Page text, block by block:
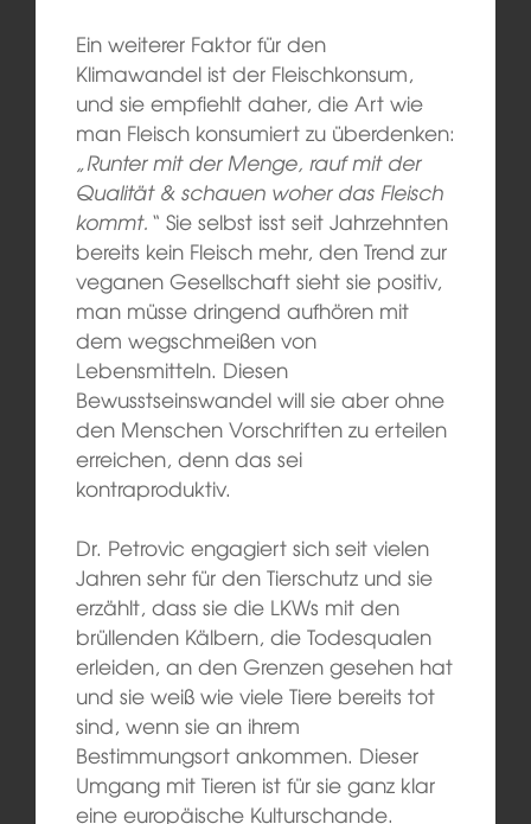
Ein weiterer Faktor für den
Klimawandel ist der Fleischkonsum,
und sie empfiehlt daher, die Art wie
man Fleisch konsumiert zu überdenken:
„Runter mit der Menge, rauf mit der
Qualität & schauen woher das Fleisch
kommt.“ Sie selbst isst seit Jahrzehnten
bereits kein Fleisch mehr, den Trend zur
veganen Gesellschaft sieht sie positiv,
man müsse dringend aufhören mit
dem wegschmeißen von
Lebensmitteln. Diesen
Bewusstseinswandel will sie aber ohne
den Menschen Vorschriften zu erteilen
erreichen, denn das sei
kontraproduktiv.
Dr. Petrovic engagiert sich seit vielen
Jahren sehr für den Tierschutz und sie
erzählt, dass sie die LKWs mit den
brüllenden Kälbern, die Todesqualen
erleiden, an den Grenzen gesehen hat
und sie weiß wie viele Tiere bereits tot
sind, wenn sie an ihrem
Bestimmungsort ankommen. Dieser
Umgang mit Tieren ist für sie ganz klar
eine europäische Kulturschande.